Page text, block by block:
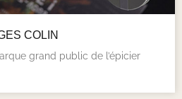
COLIN
grand public de l’épicier